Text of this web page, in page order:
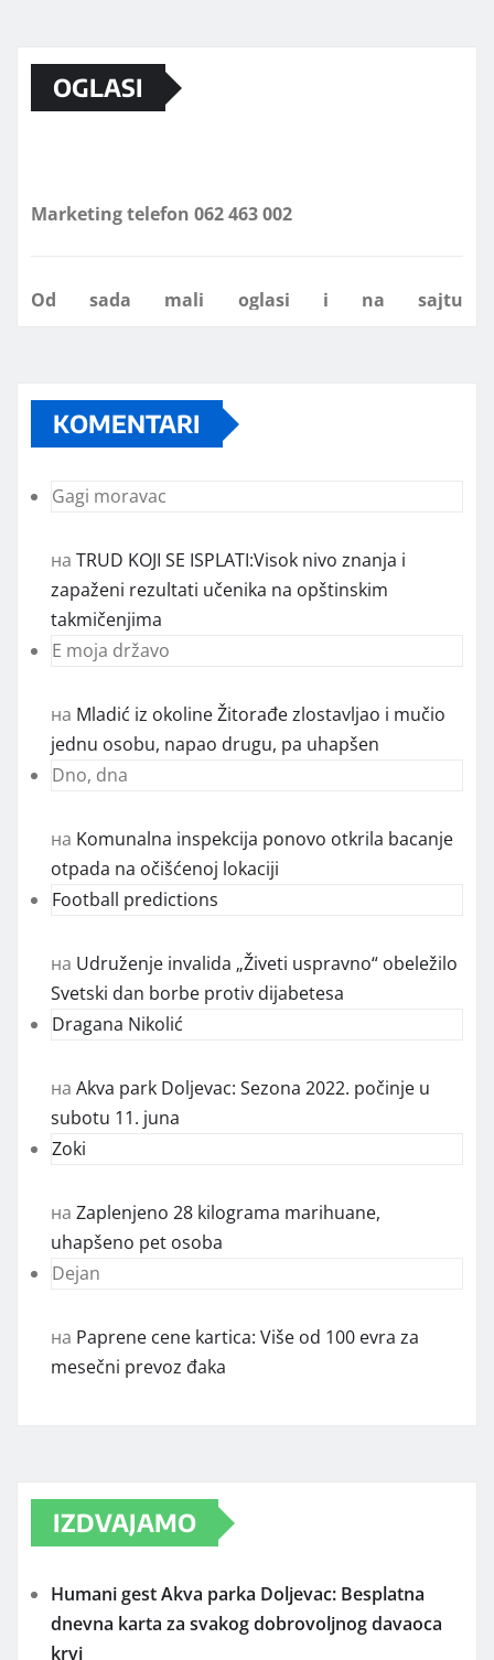
OGLASI
KOMENTARI
Gagi moravac
на TRUD KOJI SE ISPLATI:Visok nivo znanja i
zapaženi rezultati učenika na opštinskim
takmičenjima
E moja državo
на Mladić iz okoline Žitorađe zlostavljao i mučio
jednu osobu, napao drugu, pa uhapšen
Dno, dna
на Komunalna inspekcija ponovo otkrila bacanje
otpada na očišćenoj lokaciji
Football predictions
на Udruženje invalida „Živeti uspravno“ obeležilo
Svetski dan borbe protiv dijabetesa
Dragana Nikolić
на Akva park Doljevac: Sezona 2022. počinje u
subotu 11. juna
Zoki
на Zaplenjeno 28 kilograma marihuane,
uhapšeno pet osoba
Dejan
на Paprene cene kartica: Više od 100 evra za
mesečni prevoz đaka
IZDVAJAMO
Humani gest Akva parka Doljevac: Besplatna
dnevna karta za svakog dobrovoljnog davaoca
krvi